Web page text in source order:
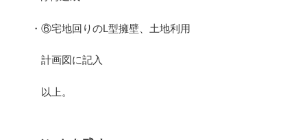
・⑥宅地回りのL型擁壁、土地利用
計画図に記入
以上。